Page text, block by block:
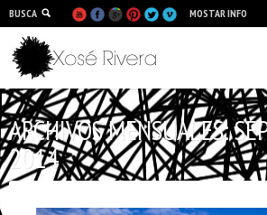
BUSCA MOSTAR INFO
ARCHIVOS MENSUALES:
2014